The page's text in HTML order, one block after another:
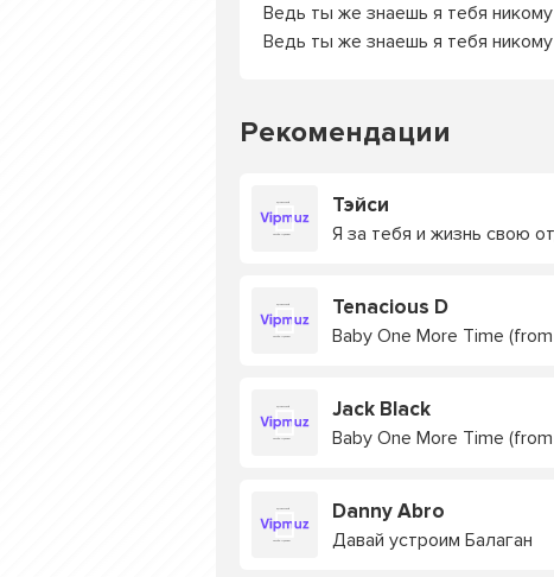
Ведь ты же знаешь я тебя
Ведь ты же знаешь я тебя
Рекомендации
Тэйси
Я за тебя и жизнь свою
Tenacious D
Baby One More Time
Jack Black
Baby One More Time
Danny Abro
Давай устроим Балаган